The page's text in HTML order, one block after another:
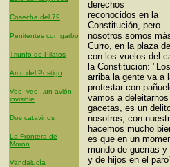
Cosecha del 79
Penitentes con garbo
Triunfo de Pilatos
Arco del Postigo
Veo, veo...un avión
invisible
Dos catavinos
La Frontera de
Morón
Vandalucía
derechos
reconocidos en la
Constitución, pero
nosotros somos
Curro, en la plaza
con los vuelos del
la Constitución:
arriba la gente va a
protestar con
vamos a
gacetas, es un
nosotros, con
hacemos mucho
es que en un
mundo de guerras
y de hijos en el